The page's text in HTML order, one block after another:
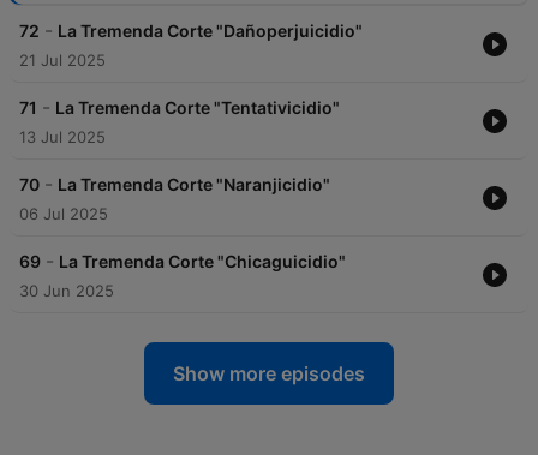
72 - La Tremenda Corte "Dañoperjuicidio"
21 Jul 2025
71 - La Tremenda Corte "Tentativicidio"
13 Jul 2025
70 - La Tremenda Corte "Naranjicidio"
06 Jul 2025
69 - La Tremenda Corte "Chicaguicidio"
30 Jun 2025
Show more episodes